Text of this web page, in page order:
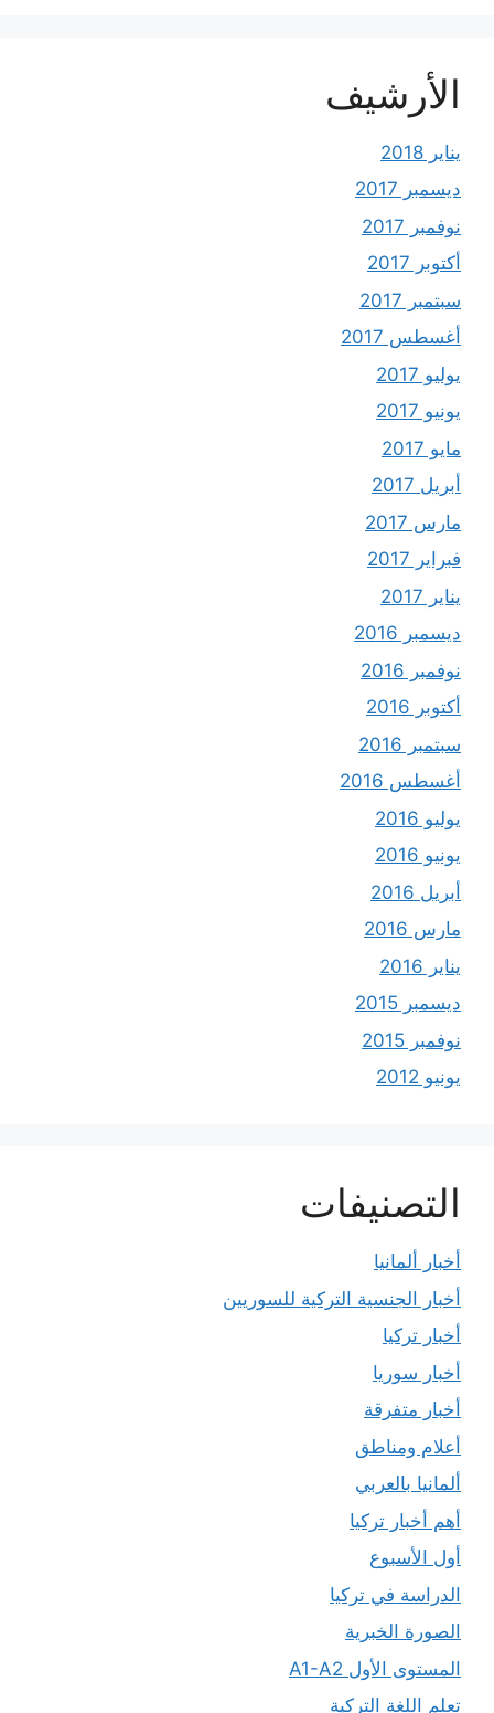
الأرشيف
يناير 2018
ديسمبر 2017
نوفمبر 2017
أكتوبر 2017
سبتمبر 2017
أغسطس 2017
يوليو 2017
يونيو 2017
مايو 2017
أبريل 2017
مارس 2017
فبراير 2017
يناير 2017
ديسمبر 2016
نوفمبر 2016
أكتوبر 2016
سبتمبر 2016
أغسطس 2016
يوليو 2016
يونيو 2016
أبريل 2016
مارس 2016
يناير 2016
ديسمبر 2015
نوفمبر 2015
يونيو 2012
التصنيفات
أخبار ألمانيا
أخبار الجنسية التركية للسوريين
أخبار تركيا
أخبار سوريا
أخبار متفرقة
أعلام ومناطق
ألمانيا بالعربي
أهم أخبار تركيا
أول الأسبوع
الدراسة في تركيا
الصورة الخبرية
المستوى الأول A1-A2
تعلم اللغة التركية